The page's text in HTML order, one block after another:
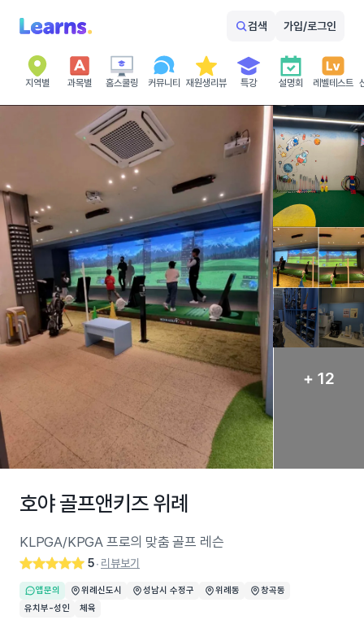
검색 가입/로그인
지역별 과목별 홈스쿨링 커뮤니티 재원생리뷰 특강 설명회 레벨테스트
+ 12
호야 골프앤키즈 위례
KLPGA/KPGA 프로의 맞춤 골프 레슨
5‧ 리뷰보기
앱문의 위례신도시 성남시 수정구 위례동
창곡동
유치부-성인
체육